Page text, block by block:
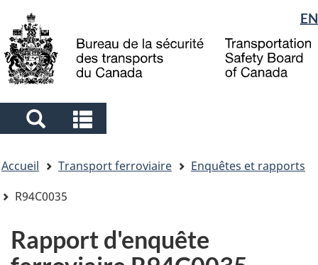
to
main
to
"About
government"
à
la
Sélection
de
la
langue
EN
Search
and
menus
and
menus
êtes
ici
Accueil Transport ferroviaire
Enquêtes et rapports
R94C0035
Rapport d'enquête